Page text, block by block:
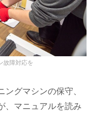
故障対応を
グマシンの保守、
、マニュアルを読み